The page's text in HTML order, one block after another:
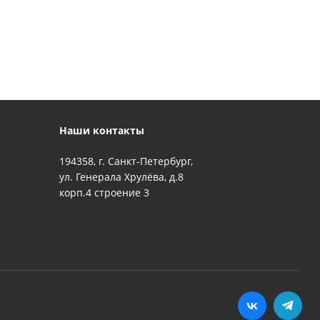
Наши контакты
194358, г. Санкт-Петербург,
ул. Генерала Хрулёва, д.8
корп.4 строение 3